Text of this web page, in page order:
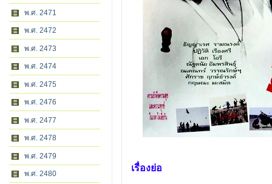
พ.ศ. 2471
พ.ศ. 2472
พ.ศ. 2473
พ.ศ. 2474
พ.ศ. 2475
พ.ศ. 2476
พ.ศ. 2477
พ.ศ. 2478
พ.ศ. 2479
พ.ศ. 2480
เรื่องย่อ